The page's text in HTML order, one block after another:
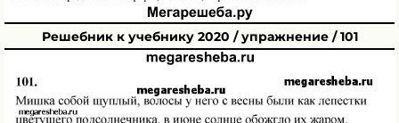
Решебник к учебнику 2020 / упражнение / 101